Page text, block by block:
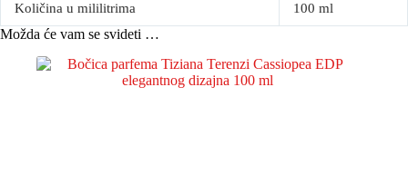
Količina u mililitrima 100 ml
Možda će vam se svideti …